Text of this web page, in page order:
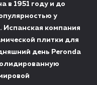
в 1951 году и до
у
Испанская компания
плитки для
день Peronda